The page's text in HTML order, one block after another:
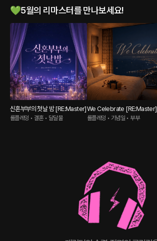
💚5월의 리마스터를 만나보세요!
신혼부부의 첫날 밤 [RE:Master]
롤플레잉 • 결혼 • 달달물
We Celebrate [RE:Master]
롤플레잉 • 기념일 • 부부